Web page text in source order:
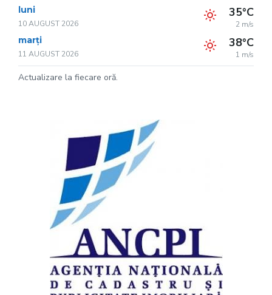
luni
10 AUGUST 2026
35°C
2 m/s
marți
11 AUGUST 2026
38°C
1 m/s
Actualizare la fiecare oră.